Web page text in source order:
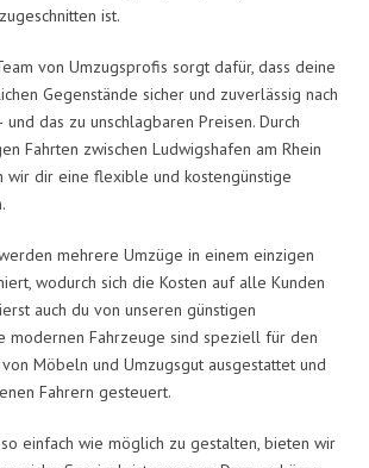
ist.
von Umzugsprofis sorgt dafür, dass deine
Gegenstände sicher und zuverlässig nach
das zu unschlagbaren Preisen. Durch
Fahrten zwischen Ludwigshafen am Rhein
wir dir eine flexible und kostengünstige
mehrere Umzüge in einem einzigen
wodurch sich die Kosten auf alle Kunden
auch du von unseren günstigen
modernen Fahrzeuge sind speziell für den
Möbeln und Umzugsgut ausgestattet und
Fahrern gesteuert.
einfach wie möglich zu gestalten, bieten wir